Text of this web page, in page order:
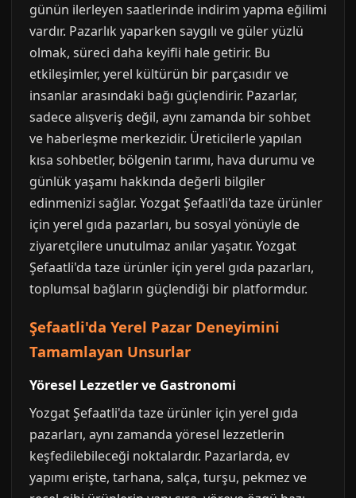
günün ilerleyen saatlerinde indirim yapma eğilimi
vardır. Pazarlık yaparken saygılı ve güler yüzlü
olmak, süreci daha keyifli hale getirir. Bu
etkileşimler, yerel kültürün bir parçasıdır ve
insanlar arasındaki bağı güçlendirir. Pazarlar,
sadece alışveriş değil, aynı zamanda bir sohbet
ve haberleşme merkezidir. Üreticilerle yapılan
kısa sohbetler, bölgenin tarımı, hava durumu ve
günlük yaşamı hakkında değerli bilgiler
edinmenizi sağlar. Yozgat Şefaatli'da taze ürünler
için yerel gıda pazarları, bu sosyal yönüyle de
ziyaretçilere unutulmaz anılar yaşatır. Yozgat
Şefaatli'da taze ürünler için yerel gıda pazarları,
toplumsal bağların güçlendiği bir platformdur.
Şefaatli'da Yerel Pazar Deneyimini
Tamamlayan Unsurlar
Yöresel Lezzetler ve Gastronomi
Yozgat Şefaatli'da taze ürünler için yerel gıda
pazarları, aynı zamanda yöresel lezzetlerin
keşfedilebileceği noktalardır. Pazarlarda, ev
yapımı erişte, tarhana, salça, turşu, pekmez ve